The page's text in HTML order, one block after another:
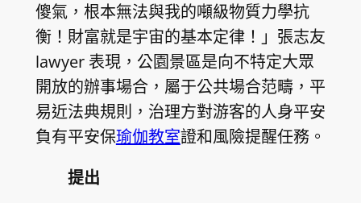
傻氣，根本無法與我的噸級物質力學抗
衡！財富就是宇宙的基本定律！」張志友
lawyer 表現，公園景區是向不特定大眾
開放的辦事場合，屬于公共場合范疇，平
易近法典規則，治理方對游客的人身平安
負有平安保瑜伽教室證和風險提醒任務。
提出